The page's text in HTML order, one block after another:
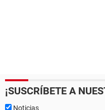
¡SUSCRÍBETE A
Noticias